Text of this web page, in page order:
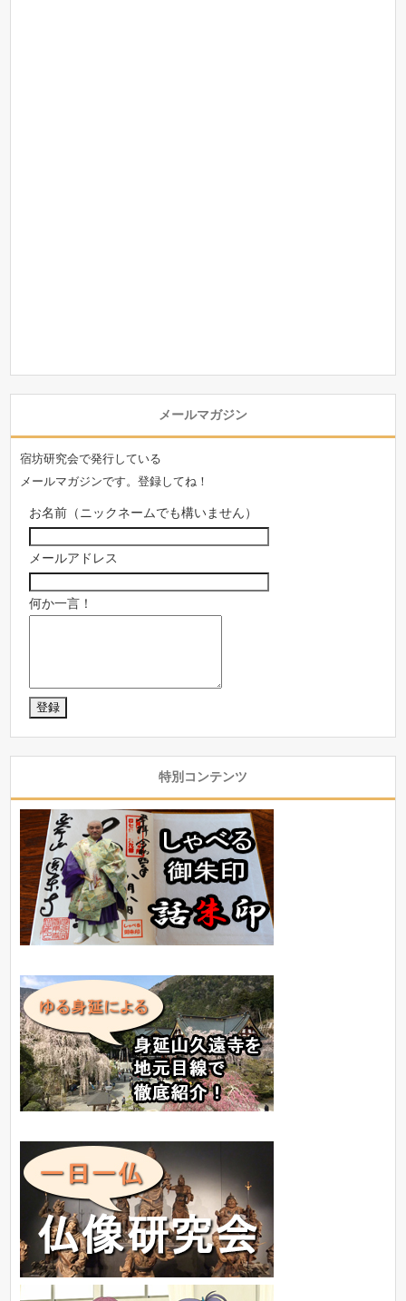
メールマガジン
宿坊研究会で発行している
メールマガジンです。登録してね！
お名前（ニックネームでも構いません）
メールアドレス
何か一言！
特別コンテンツ